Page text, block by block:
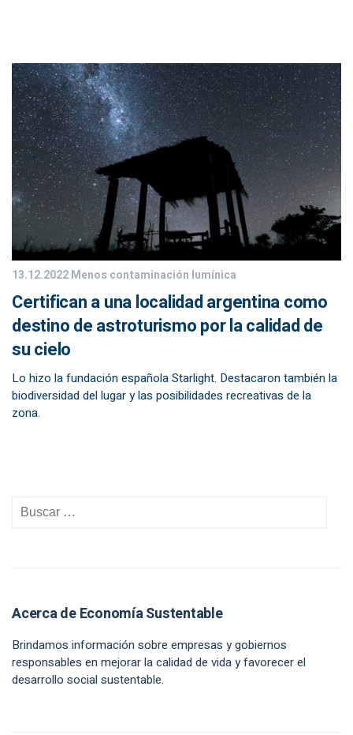
13.12.2022Menos contaminación lumínica
Certifican a una localidad argentina como
destino de astroturismo por la calidad de
su cielo
Lo hizo la fundación española Starlight. Destacaron también la
biodiversidad del lugar y las posibilidades recreativas de la
zona.
Acerca de Economía Sustentable
Brindamos información sobre empresas y gobiernos
responsables en mejorar la calidad de vida y favorecer el
desarrollo social sustentable.